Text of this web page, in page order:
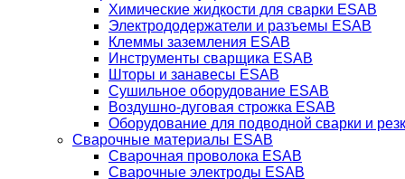
Химические жидкости для сварки ESAB
Электрододержатели и разъемы ESAB
Клеммы заземления ESAB
Инструменты сварщика ESAB
Шторы и занавесы ESAB
Сушильное оборудование ESAB
Воздушно-дуговая строжка ESAB
Оборудование для подводной сварки и
Сварочные материалы ESAB
Сварочная проволока ESAB
Сварочные электроды ESAB